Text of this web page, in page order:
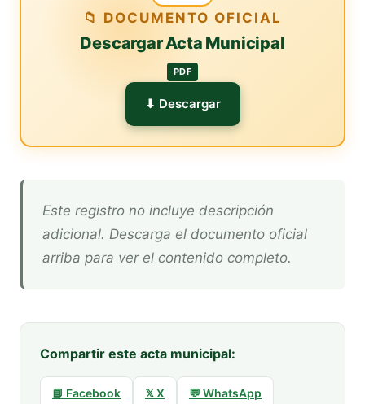
📁 DOCUMENTO OFICIAL
Descargar Acta Municipal
PDF
⬇ Descargar
Este registro no incluye descripción
adicional. Descarga el documento oficial
arriba para ver el contenido completo.
Compartir este acta municipal:
📘 Facebook 𝕏 X 💬 WhatsApp